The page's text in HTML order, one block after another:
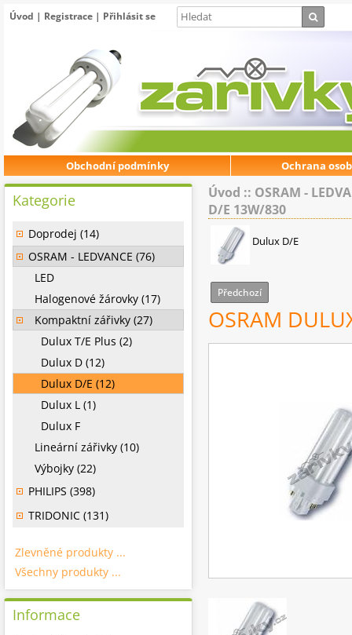
Úvod | Registrace | Přihlásit se
Obchodní podmínky Ochrana
Úvod :: OSRAM -
D/E 13W/830
Dulux D/E
Předchozí
OSRAM
Kategorie
Doprodej (14)
OSRAM - LEDVANCE (76)
LED
Halogenové žárovky (17)
Kompaktní zářivky (27)
Dulux T/E Plus (2)
Dulux D (12)
Dulux D/E (12)
Dulux L (1)
Dulux F
Lineární zářivky (10)
Výbojky (22)
PHILIPS (398)
TRIDONIC (131)
Zlevněné produkty ...
Všechny produkty ...
Informace